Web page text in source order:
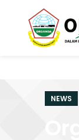
NEWS